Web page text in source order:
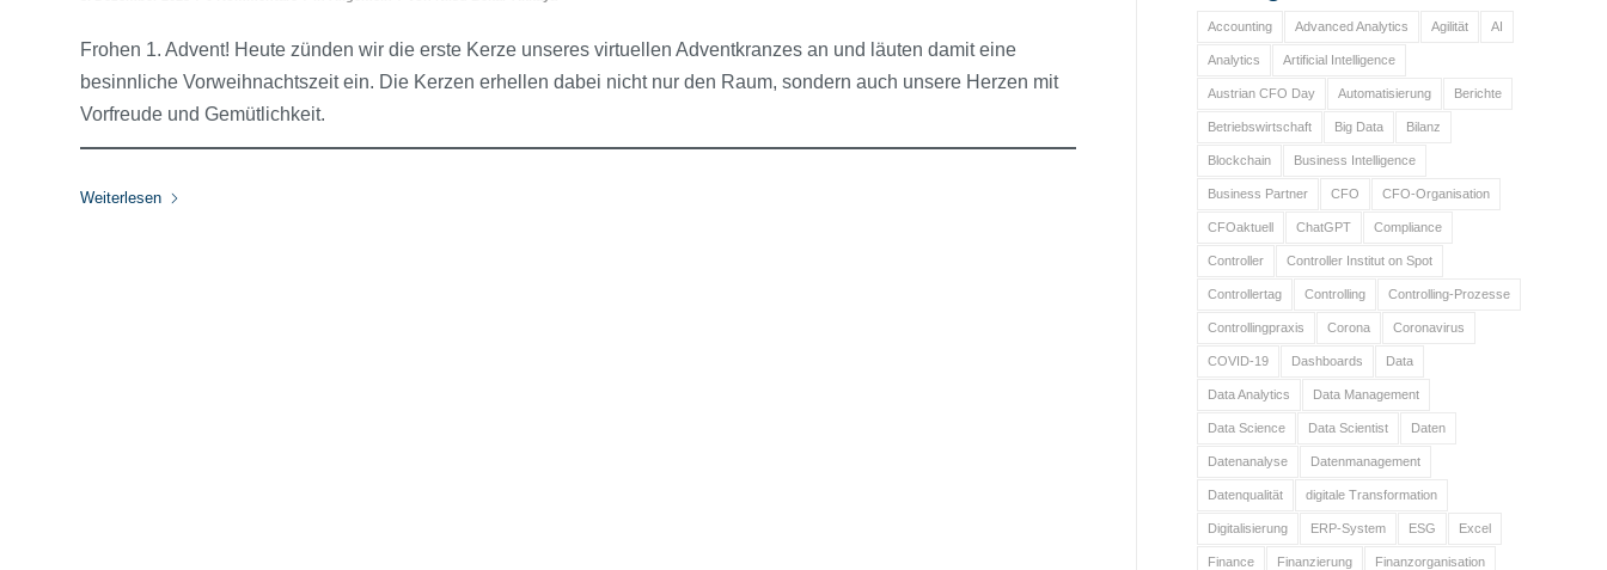
Frohen 1. Advent! Heute zünden wir die erste Kerze unseres virtuellen Adventkranzes an und läuten damit eine
besinnliche Vorweihnachtszeit ein. Die Kerzen erhellen dabei nicht nur den Raum, sondern auch unsere Herzen mit
Vorfreude und Gemütlichkeit.
Weiterlesen
Accounting Advanced Analytics Agilität AI
Analytics Artificial Intelligence
Austrian CFO Day Automatisierung Berichte
Betriebswirtschaft Big Data Bilanz
Blockchain Business Intelligence
Business Partner CFO CFO-Organisation
CFOaktuell ChatGPT Compliance
Controller Controller Institut on Spot
Controllertag Controlling Controlling-Prozesse
Controllingpraxis Corona Coronavirus
COVID-19 Dashboards Data
Data Analytics Data Management
Data Science Data Scientist Daten
Datenanalyse Datenmanagement
Datenqualität digitale Transformation
Digitalisierung ERP-System ESG Excel
Finance Finanzierung Finanzorganisation